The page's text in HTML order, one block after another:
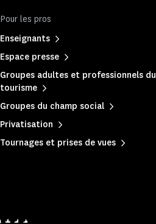
Pour les pros
Enseignants
Espace presse
Groupes adultes et professionnels du
tourisme
Groupes du champ social
Privatisation
Tournages et prises de vues